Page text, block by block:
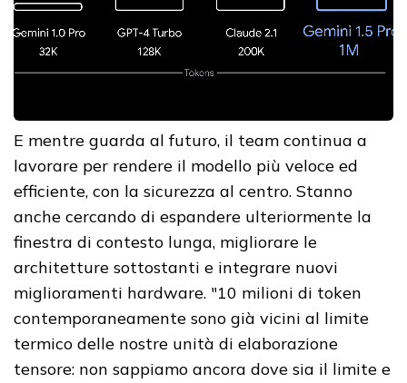
E mentre guarda al futuro, il team continua a
lavorare per rendere il modello più veloce ed
efficiente, con la sicurezza al centro. Stanno
anche cercando di espandere ulteriormente la
finestra di contesto lunga, migliorare le
architetture sottostanti e integrare nuovi
miglioramenti hardware. "10 milioni di token
contemporaneamente sono già vicini al limite
termico delle nostre unità di elaborazione
tensore: non sappiamo ancora dove sia il limite e